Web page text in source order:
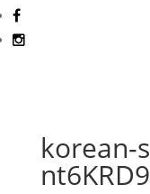
korean-